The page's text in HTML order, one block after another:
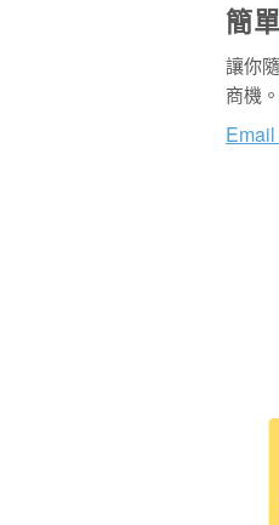
簡
讓你
商機。